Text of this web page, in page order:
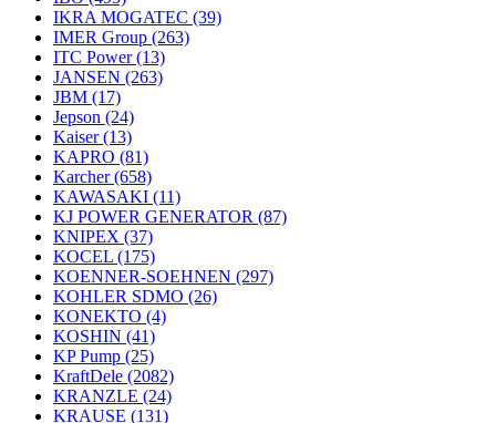
IKRA MOGATEC (39)
IMER Group (263)
ITC Power(13)
JANSEN (263)
JBM (17)
Jepson (24)
Kaiser(13)
KAPRO (81)
Karcher(658)
KAWASAKI (11)
KJ POWER GENERATOR (87)
KNIPEX (37)
KOCEL (175)
KOENNER-SOEHNEN (297)
KOHLER SDMO (26)
KONEKTO (4)
KOSHIN (41)
KP Pump (25)
KraftDele (2082)
KRANZLE (24)
KRAUSE (131)